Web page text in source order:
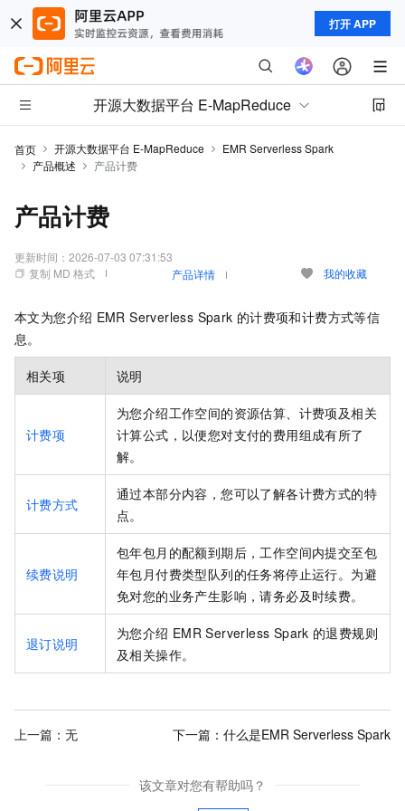
打开 APP
开源大数据平台 E-MapReduce
首页 开源大数据平台 E-MapReduce
EMR Serverless Spark
产品概述
产品计费
产品计费
更新时间： 2026-07-03 07:31:53
复制 MD 格式
产品详情 我的收藏
本文为您介绍 EMR Serverless Spark 的计费项和计费方式等信
息。
相关项 说明
计费项
为您介绍工作空间的资源估算、计费项及相关
计算公式，以便您对支付的费用组成有所了
解。
计费方式
通过本部分内容，您可以了解各计费方式的特
点。
续费说明
包年包月的配额到期后，工作空间内提交至包
年包月付费类型队列的任务将停止运行。为避
免对您的业务产生影响，请务必及时续费。
退订说明
为您介绍 EMR Serverless Spark 的退费规则
及相关操作。
上一篇：无 下一篇： 什么是EMR Serverless Spark
该文章对您有帮助吗？